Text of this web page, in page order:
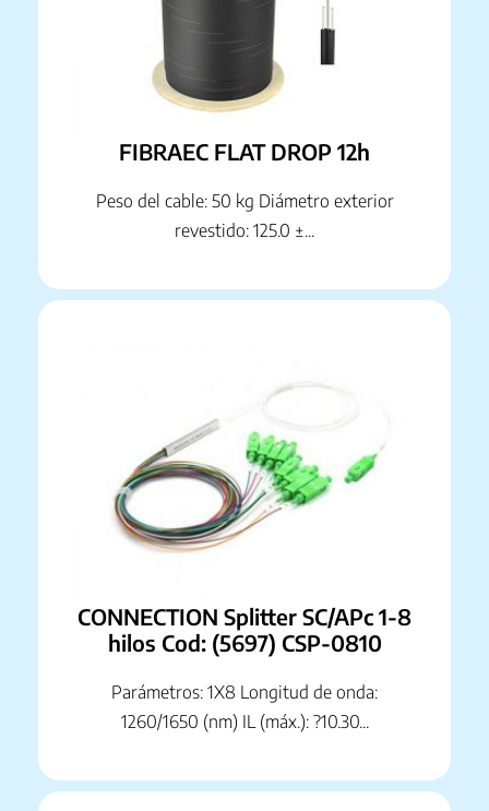
FIBRAEC FLAT DROP 12h
Peso del cable: 50 kg Diámetro exterior
revestido: 125.0 ±...
CONNECTION Splitter SC/APc 1-8
hilos Cod: (5697) CSP-0810
Parámetros: 1X8 Longitud de onda:
1260/1650 (nm) IL (máx.): ?10.30...